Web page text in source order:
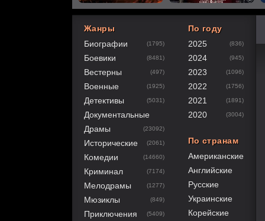
Жанры
Биографии
(1795)
Боевики (8481)
Вестерны (497)
Военные (1925)
Детективы (5031)
Документальные
Драмы
(23092)
Исторические (2061)
Комедии (14660)
Криминал (7174)
Мелодрамы (1277)
Мюзиклы (849)
Приключения (5409)
По году
2025
(836)
2024 (945)
2023 (1096)
2022 (1756)
2021 (1891)
2020 (3004)
По странам
Американские
Английские
Русские
Украинские
Корейские